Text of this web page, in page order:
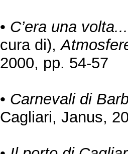
• C’era una
cura di),
2000, pp. 54-57
• Carnevali di
Cagliari, Janus,